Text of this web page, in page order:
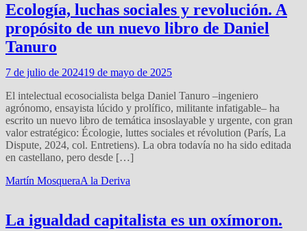
Ecología, luchas sociales y revolución. A
propósito de un nuevo libro de Daniel
Tanuro
7 de julio de 202419 de mayo de 2025
El intelectual ecosocialista belga Daniel Tanuro –ingeniero
agrónomo, ensayista lúcido y prolífico, militante infatigable– ha
escrito un nuevo libro de temática insoslayable y urgente, con gran
valor estratégico: Écologie, luttes sociales et révolution (París, La
Dispute, 2024, col. Entretiens). La obra todavía no ha sido editada
en castellano, pero desde […]
Martín MosqueraA la Deriva
La igualdad capitalista es un oxímoron.